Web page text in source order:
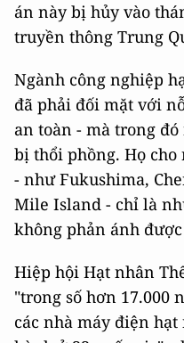
án này bị hủy vào
truyền thông Trung
Ngành công nghiệp
đã phải đối mặt với
an toàn - mà trong
bị thổi phồng. Họ
- như Fukushima,
Mile Island - chỉ là
không phản ánh
Hiệp hội Hạt nhân
"trong số hơn 17.000
các nhà máy điện